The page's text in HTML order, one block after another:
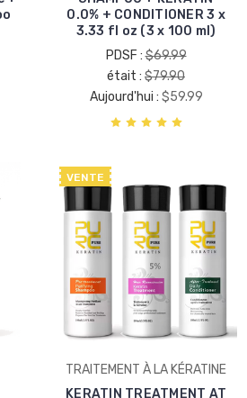
0.0% + CONDITIONER 3 x
3.33 fl oz (3 x 100 ml)
PDSF :$69.99
était : $79.90
Aujourd'hui : $59.99
VENTE
TRAITEMENT À LA KÉRATINE
KERATIN TREATMENT AT